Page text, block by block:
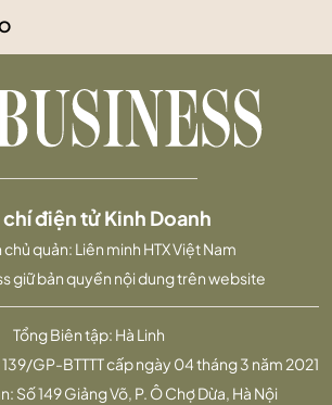
Tổng Biên tập: Hà Linh
GP-BTTTT cấp ngày 04 tháng 3 năm 2021
Số 149 Giảng Võ, P. Ô Chợ Dừa, Hà Nội
chí điện tử Kinh Doanh
quản: Liên minh HTX Việt Nam
giữ bản quyền nội dung trên website